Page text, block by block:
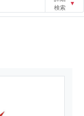
検索
▼